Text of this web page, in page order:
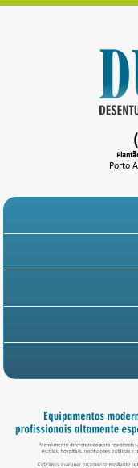
Porto